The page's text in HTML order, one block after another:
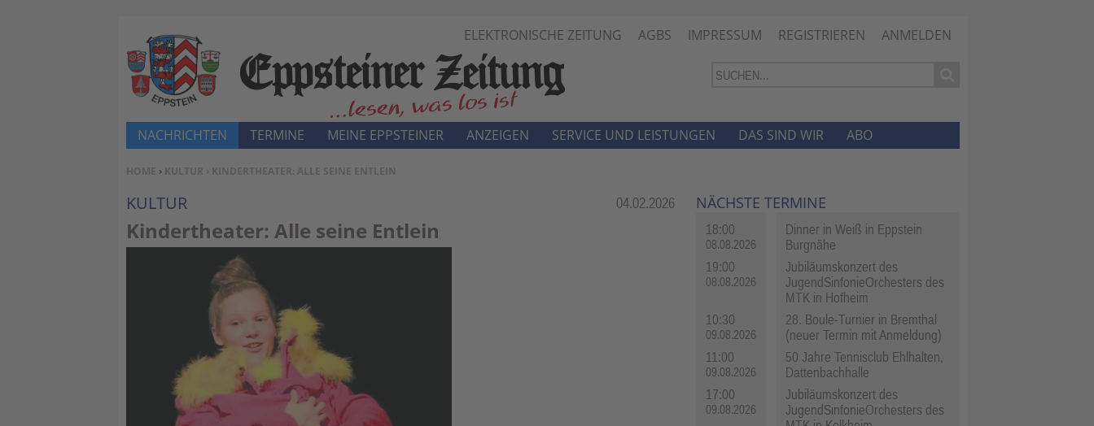
ELEKTRONISCHE ZEITUNG AGBS IMPRESSUM REGISTRIEREN ANMELDEN
SIE BEFINDEN SICH HIER:
HOME › KULTUR › KINDERTHEATER: ALLE SEINE ENTLEIN
Rubrik:
KULTUR 04.02.2026
Kindertheater: Alle seine Entlein
NÄCHSTE TERMINE
18:00
08.08.2026
Dinner in Weiß in Eppstein
Burgnähe
19:00
08.08.2026
Jubiläumskonzert des
JugendSinfonieOrchesters des
MTK in Hofheim
10:30
09.08.2026
28. Boule-Turnier in Bremthal
(neuer Termin mit Anmeldung)
11:00
09.08.2026
50 Jahre Tennisclub Ehlhalten,
Dattenbachhalle
17:00
09.08.2026
Jubiläumskonzert des
JugendSinfonieOrchesters des
NACHRICHTEN TERMINE MEINE EPPSTEINER ANZEIGEN SERVICE UND LEISTUNGEN DAS SIND WIR ABO